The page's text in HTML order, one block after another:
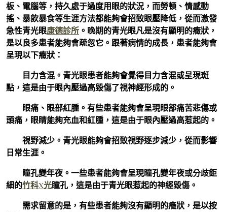
板、電腦等，持久處于過度用眼的狀況，而勞頓、情感動
搖、暴飲暴食等生涯方法都能夠會招致眼壓降低，從而激發
急性青光眼康德診所 。晚期的青光眼凡是沒有顯明的癥狀，
是以良多患者能夠會疏忽它。跟著病情的成長，患者能夠會
呈現以下癥狀：
目力含混。青光眼患者能夠會覺得目力含混或呈現斑
點，這是由于眼內壓過高毀傷了視神經形成的。
眼痛、眼部紅腫。有些患者能夠會呈現眼部痛苦悲傷或
頭痛，眼睛能夠充血和紅腫，這是由于眼內壓過高惹起的。
視野減少。青光眼能夠會招致視野逐步減少，從而影響
日常生涯。
瞳孔變年夜。一些患者能夠會呈現瞳孔變年夜或分歧鉅
細的竹科X光瞳孔，這是由于青光眼惹起的神經毀傷。
需求留意的是，有些患者能夠沒有顯明的癥狀，是以按